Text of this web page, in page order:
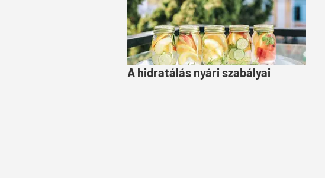
A hidratálás nyári szabályai